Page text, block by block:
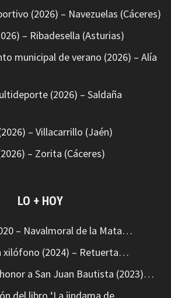
(2026) – Navezuelas (Cáceres)
– Ribadesella (Asturias)
municipal de verano (2026) – Alía
(2026) – Saldaña
– Villacarrillo (Jaén)
– Zorita (Cáceres)
LO + HOY
– Navalmoral de la Mata…
xilófono (2024) – Retuerta…
a San Juan Bautista (2023)…